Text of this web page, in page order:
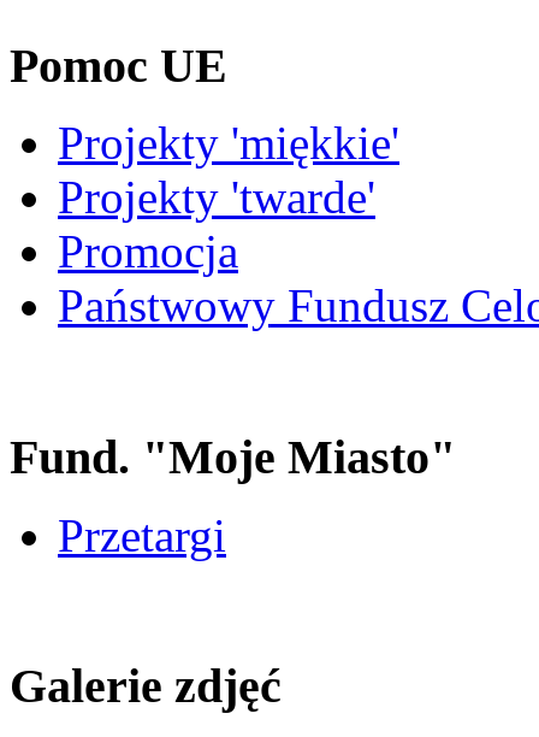
Pomoc UE
Projekty 'miękkie'
Projekty 'twarde'
Promocja
Państwowy Fundusz
Fund. "Moje Miasto"
Przetargi
Galerie zdjęć